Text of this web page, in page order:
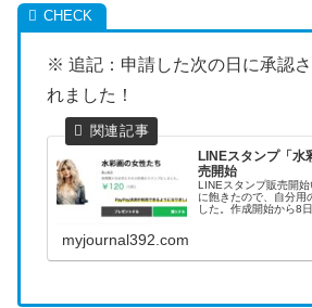
※ 追記：申請した次の日に承認
れました！
LINEスタンプ「水
売開始
LINEスタンプ販売開
に飽きたので、自分用
した。作成開始から8
開始することができ
myjournal392.com